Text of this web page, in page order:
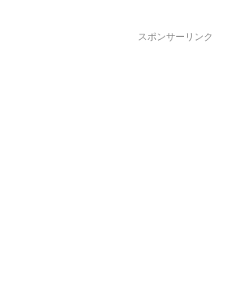
スポンサーリンク